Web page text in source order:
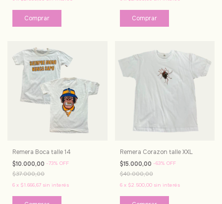
Remera Boca talle 14
$10.000,00 -73% OFF
$37.000,00
6 x $1.666,67 sin interés
Remera Corazon talle XXL
$15.000,00 -63% OFF
$40.000,00
6 x $2.500,00 sin interés